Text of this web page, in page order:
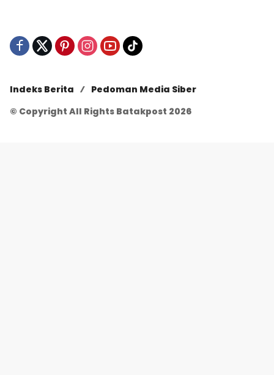
Indeks Berita
Pedoman Media Siber
© Copyright All Rights Batakpost 2026